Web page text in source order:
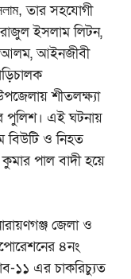
তার সহযোগী
ইসলাম লিটন,
আলম, আইনজীবী
শীতলক্ষ্যা
পুলিশ। এই ঘটনায়
বিউটি ও নিহত
পাল বাদী হয়ে
জেলা ও
৪নং
১১ এর চাকরিচ্যুত